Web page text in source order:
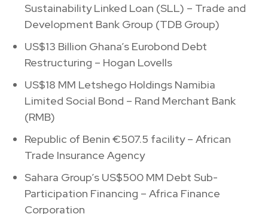
Sustainability Linked Loan (SLL) – Trade and
Development Bank Group (TDB Group)
US$13 Billion Ghana’s Eurobond Debt
Restructuring – Hogan Lovells
US$18 MM Letshego Holdings Namibia
Limited Social Bond – Rand Merchant Bank
(RMB)
Republic of Benin €507.5 facility – African
Trade Insurance Agency
Sahara Group’s US$500 MM Debt Sub-
Participation Financing – Africa Finance
Corporation